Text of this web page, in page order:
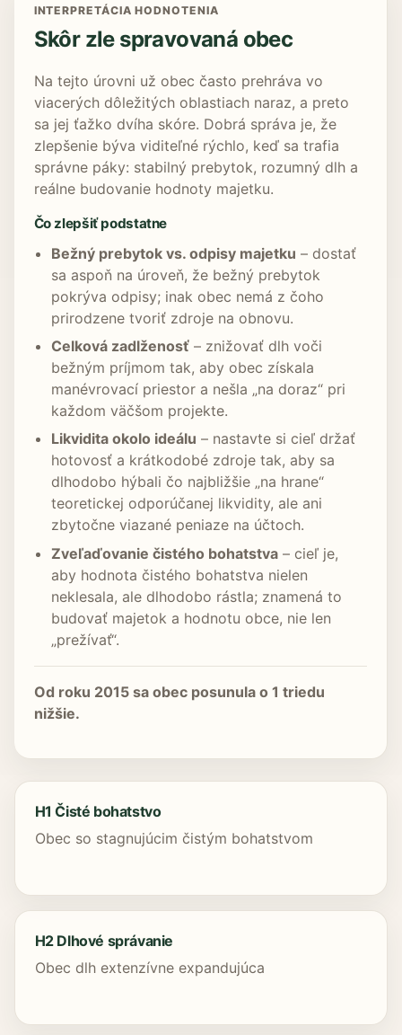
INTERPRETÁCIA HODNOTENIA
Skôr zle spravovaná obec
Na tejto úrovni už obec často prehráva vo
viacerých dôležitých oblastiach naraz, a preto
sa jej ťažko dvíha skóre. Dobrá správa je, že
zlepšenie býva viditeľné rýchlo, keď sa trafia
správne páky: stabilný prebytok, rozumný dlh a
reálne budovanie hodnoty majetku.
Čo zlepšiť podstatne
Bežný prebytok vs. odpisy majetku – dostať
sa aspoň na úroveň, že bežný prebytok
pokrýva odpisy; inak obec nemá z čoho
prirodzene tvoriť zdroje na obnovu.
Celková zadlženosť– znižovať dlh voči
bežným príjmom tak, aby obec získala
manévrovací priestor a nešla „na doraz“ pri
každom väčšom projekte.
Likvidita okolo ideálu – nastavte si cieľ držať
hotovosť a krátkodobé zdroje tak, aby sa
dlhodobo hýbali čo najbližšie „na hrane“
teoretickej odporúčanej likvidity, ale ani
zbytočne viazané peniaze na účtoch.
Zveľaďovanie čistého bohatstva– cieľ je,
aby hodnota čistého bohatstva nielen
neklesala, ale dlhodobo rástla; znamená to
budovať majetok a hodnotu obce, nie len
„prežívať“.
Od roku 2015 sa obec posunula o 1 triedu
nižšie.
H1 Čisté bohatstvo
Obec so stagnujúcim čistým bohatstvom
H2 Dlhové správanie
Obec dlh extenzívne expandujúca